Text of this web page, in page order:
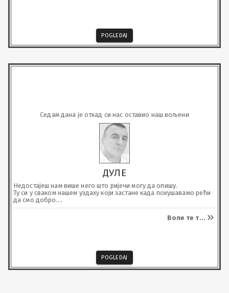
POGLEDAJ
Седам дана је откад си нас оставио наш вољени
ДУЛЕ
Недостајеш нам више него што ријечи могу да опишу.
Ту си у сваком нашем уздаху који застане када покушавамо рећи
да смо добро.
Болиш, превише...
Воле те т...
POGLEDAJ